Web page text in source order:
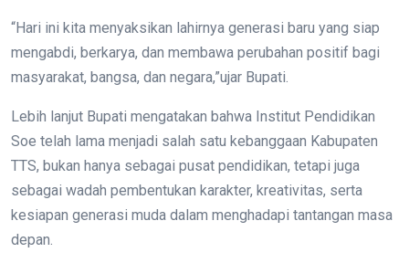
“Hari ini kita menyaksikan lahirnya generasi baru yang siap
mengabdi, berkarya, dan membawa perubahan positif bagi
masyarakat, bangsa, dan negara,”ujar Bupati.
Lebih lanjut Bupati mengatakan bahwa Institut Pendidikan
Soe telah lama menjadi salah satu kebanggaan Kabupaten
TTS, bukan hanya sebagai pusat pendidikan, tetapi juga
sebagai wadah pembentukan karakter, kreativitas, serta
kesiapan generasi muda dalam menghadapi tantangan masa
depan.